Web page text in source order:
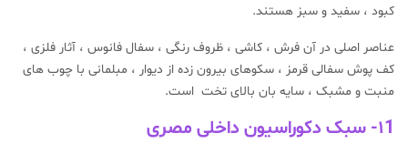
کبود ، سفید و سبز هستند.
عناصر اصلی در آن فرش ، کاشی ، ظروف رنگی ، سفال فانوس ، آثار فلزی ،
کف پوش سفالی قرمز ، سکوهای بیرون زده از دیوار ، مبلمانی با چوب های
منبت و مشبک ، سایه بان بالای تخت است.
۱1- سبک دکوراسیون داخلی مصری